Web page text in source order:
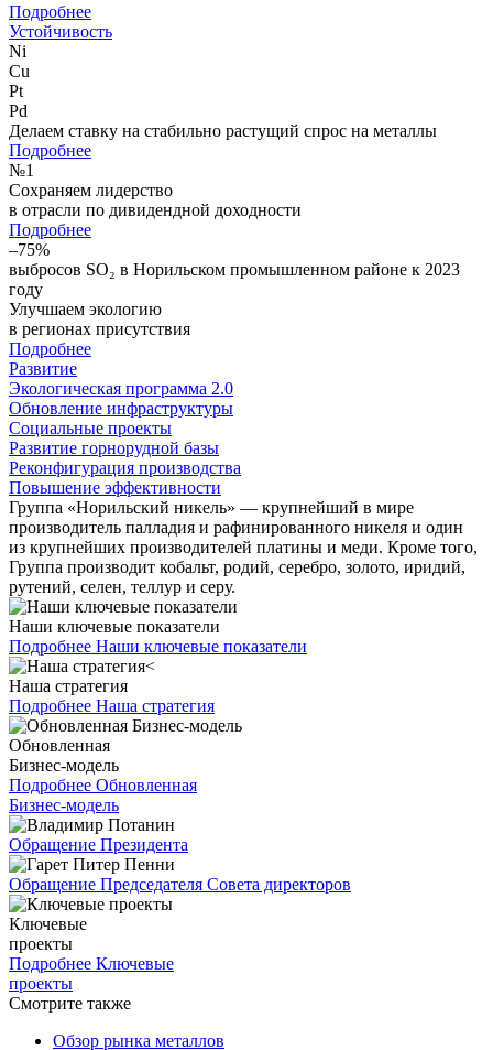
Подробнее
Устойчивость
Ni
Cu
Pt
Pd
Делаем ставку на стабильно растущий спрос на металлы
Подробнее
№1
Сохраняем лидерство
в отрасли по дивидендной доходности
Подробнее
–75%
выбросов SO₂ в Норильском промышленном районе к 2023
году
Улучшаем экологию
в регионах присутствия
Подробнее
Развитие
Экологическая программа 2.0
Обновление инфраструктуры
Социальные проекты
Развитие горнорудной базы
Реконфигурация производства
Повышение эффективности
Группа «Норильский никель» — крупнейший в мире
производитель палладия и рафинированного никеля и один
из крупнейших производителей платины и меди. Кроме того,
Группа производит кобальт, родий, серебро, золото, иридий,
рутений, селен, теллур и серу.
Наши ключевые показатели
Подробнее Наши ключевые показатели
Наша стратегия
Подробнее Наша стратегия
Обновленная
Бизнес-модель
Подробнее Обновленная
Бизнес-модель
Обращение Президента
Обращение Председателя Совета директоров
Ключевые
проекты
Подробнее Ключевые
проекты
Смотрите также
Обзор рынка металлов